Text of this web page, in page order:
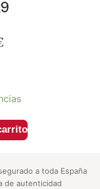
a toda España
de autenticidad